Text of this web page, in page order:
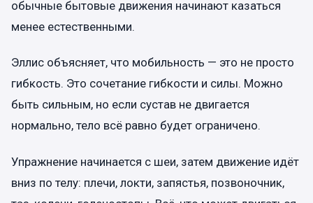
обычные бытовые движения начинают казаться
менее естественными.
Эллис объясняет, что мобильность — это не просто
гибкость. Это сочетание гибкости и силы. Можно
быть сильным, но если сустав не двигается
нормально, тело всё равно будет ограничено.
Упражнение начинается с шеи, затем движение идёт
вниз по телу: плечи, локти, запястья, позвоночник,